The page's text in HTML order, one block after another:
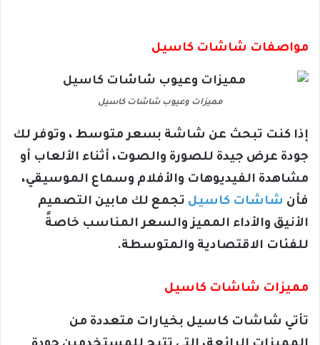
مواصفات شاشات كاسيل
مميزات وعيوب شاشات كاسيل
إذا كنت تبحث عن شاشة بسعر متوسط ، وتوفر لك
جودة عرض جيدة للصورة والصوت، أثناء الألعاب أو
مشاهدة الفيديوهات والأفلام وسماع الموسيقي،
فأن شاشات كاسيل تجمع لك مابين التصميم
الأنيق والأداء المميز والسعر المناسب خاصةً
للفئات الاقتصادية والمتوسطة.
مميزات شاشات كاسيل
تأتي شاشات كاسيل بخيارات متعددة من